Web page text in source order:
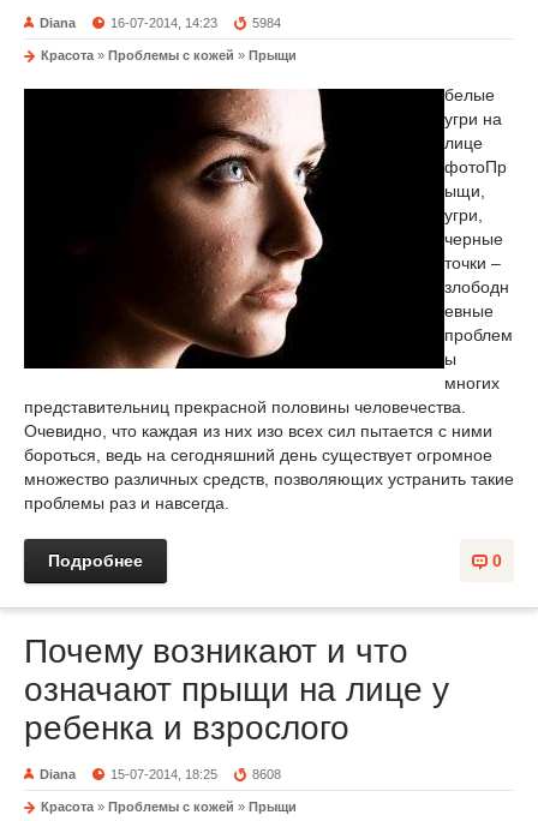
Diana 16-07-2014, 14:23 5984
Красота » Проблемы с кожей » Прыщи
белые
угри на
лице
фотоПр
ыщи,
угри,
черные
точки –
злободн
евные
проблем
ы
многих
представительниц прекрасной половины человечества.
Очевидно, что каждая из них изо всех сил пытается с ними
бороться, ведь на сегодняшний день существует огромное
множество различных средств, позволяющих устранить такие
проблемы раз и навсегда.
0
Подробнее
Почему возникают и что
означают прыщи на лице у
ребенка и взрослого
Diana 15-07-2014, 18:25 8608
Красота » Проблемы с кожей » Прыщи